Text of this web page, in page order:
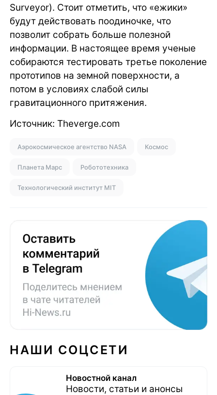
Surveyor). Стоит отметить, что «ежики»
будут действовать поодиночке, что
позволит собрать больше полезной
информации. В настоящее время ученые
собираются тестировать третье поколение
прототипов на земной поверхности, а
потом в условиях слабой силы
гравитационного притяжения.
Источник: Theverge.com
Аэрокосмическое агентство NASA Космос
Планета Марс Робототехника
Технологический институт MIT
НАШИ СОЦСЕТИ
Новостной канал
Новости, статьи и анонсы